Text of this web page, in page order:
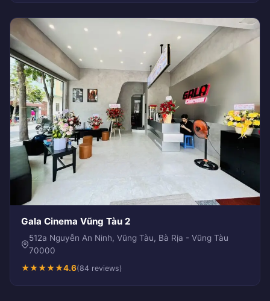
Gala Cinema Vũng Tàu 2
512a Nguyễn An Ninh, Vũng Tàu, Bà Rịa - Vũng Tàu
70000
★★★★★4.6(84 reviews)